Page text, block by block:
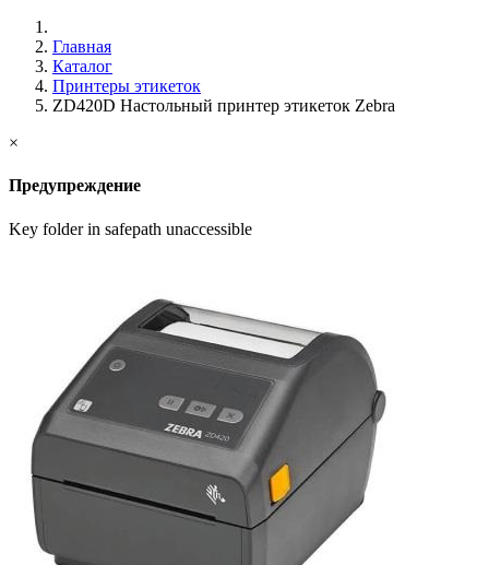
Главная
Каталог
Принтеры этикеток
ZD420D Настольный принтер этикеток Zebra
×
Предупреждение
Key folder in safepath unaccessible